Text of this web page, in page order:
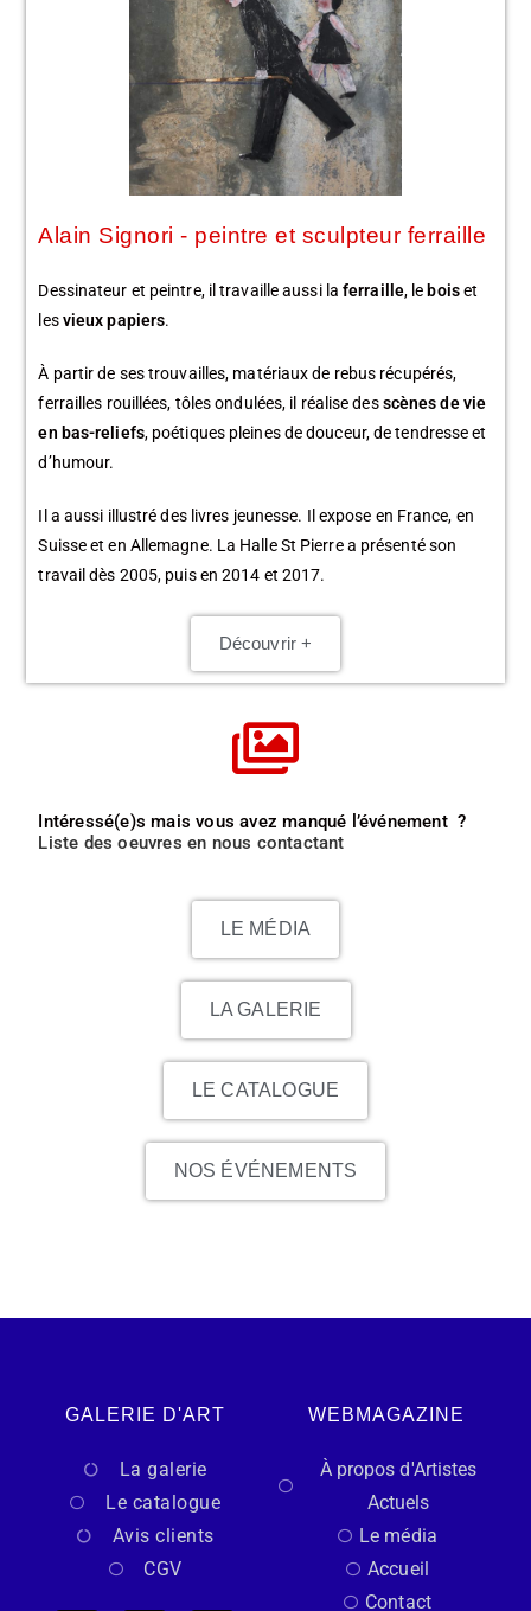
Alain Signori - peintre et sculpteur ferraille
Dessinateur et peintre, il travaille aussi laferraille, le boiset
lesvieux papiers.
À partir de ses trouvailles, matériaux de rebus récupérés,
ferrailles rouillées, tôles ondulées, il réalise desscènes de vie
en bas-reliefs, poétiques pleines de douceur, de tendresse et
d’humour.
Il a aussi illustré des livres jeunesse. Il expose en France, en
Suisse et en Allemagne. La Halle St Pierre a présenté son
travail dès 2005, puis en 2014 et 2017.
Découvrir +
Intéressé(e)s mais vous avez manqué l’événement ?
Liste des oeuvres en nous contactant
LE MÉDIA
LA GALERIE
LE CATALOGUE
NOS ÉVÉNEMENTS
GALERIE D'ART
La galerie
Le catalogue
Avis clients
CGV
WEBMAGAZINE
À propos d'Artistes
Actuels
Le média
Accueil
Contact